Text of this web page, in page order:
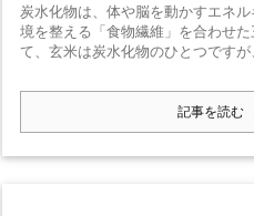
炭水化物は、体や脳を動かすエネ
境を整える「食物繊維」を合わせ
て、玄米は炭水化物のひとつです
記事を読む